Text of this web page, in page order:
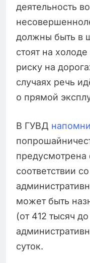
деятельность
должны быть в
стоят на
риску на
случаях речь
о прямой
В ГУВД
предусмотрена
соответствии
может быть
(от 412 тысяч
суток.